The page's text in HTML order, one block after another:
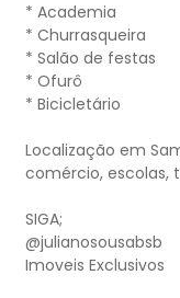
* Academia
* Churrasqueira
* Salão de festas
* Ofurô
* Bicicletário
Localização em
comércio, escolas,
SIGA;
@julianosousabsb
Imoveis Exclusivos